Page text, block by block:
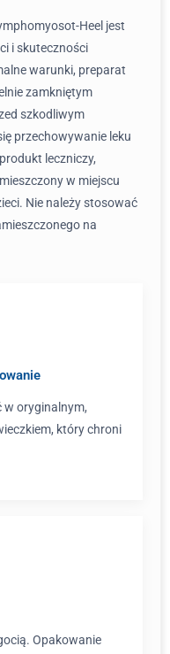
Heel jest
i skuteczności
warunki, preparat
zamkniętym
szkodliwym
przechowywanie leku
leczniczy,
w miejscu
Nie należy stosować
na
w oryginalnym,
który chroni
Opakowanie